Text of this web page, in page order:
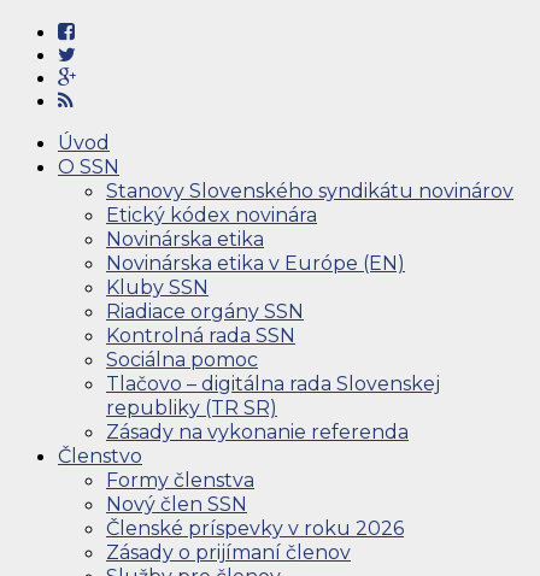
Úvod
O SSN
Stanovy Slovenského syndikátu novinárov
Etický kódex novinára
Novinárska etika
Novinárska etika v Európe (EN)
Kluby SSN
Riadiace orgány SSN
Kontrolná rada SSN
Sociálna pomoc
Tlačovo – digitálna rada Slovenskej
republiky (TR SR)
Zásady na vykonanie referenda
Členstvo
Formy členstva
Nový člen SSN
Členské príspevky v roku 2026
Zásady o prijímaní členov